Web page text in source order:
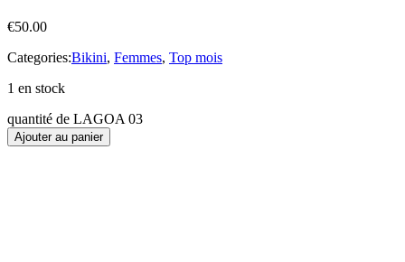
€50.00
Categories:Bikini, Femmes, Top mois
1 en stock
quantité de LAGOA 03
Ajouter au panier